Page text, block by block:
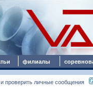
филиалы
и проверить личные сообщения